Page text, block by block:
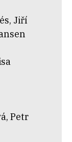
Jiří
Petr